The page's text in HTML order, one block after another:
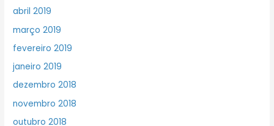
abril 2019
março 2019
fevereiro 2019
janeiro 2019
dezembro 2018
novembro 2018
outubro 2018